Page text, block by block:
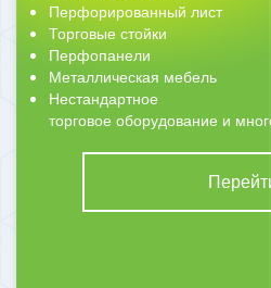
Перфорированный лист
Торговые стойки
Перфопанели
Металлическая мебель
Нестандартное
торговое оборудование и